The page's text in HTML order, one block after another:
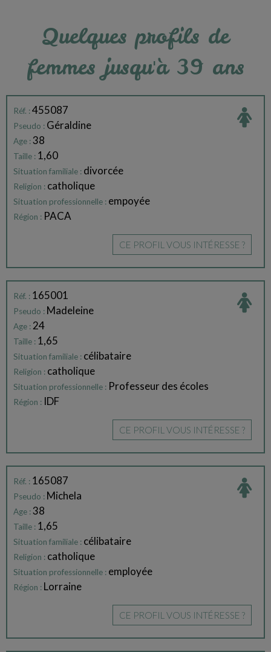
Quelques profils de
femmes jusqu'à 39 ans
Réf. :455087
Pseudo : Géraldine
Age :38
Taille : 1,60
Situation familiale : divorcée
Religion : catholique
Situation professionnelle : empoyée
Région : PACA
CE PROFIL VOUS INTÉRESSE ?
Réf. : 165001
Pseudo : Madeleine
Age : 24
Taille : 1,65
Situation familiale : célibataire
Religion : catholique
Situation professionnelle : Professeur des écoles
Région : IDF
CE PROFIL VOUS INTÉRESSE ?
Réf. : 165087
Pseudo : Michela
Age :38
Taille : 1,65
Situation familiale : célibataire
Religion : catholique
Situation professionnelle : employée
Région : Lorraine
CE PROFIL VOUS INTÉRESSE ?